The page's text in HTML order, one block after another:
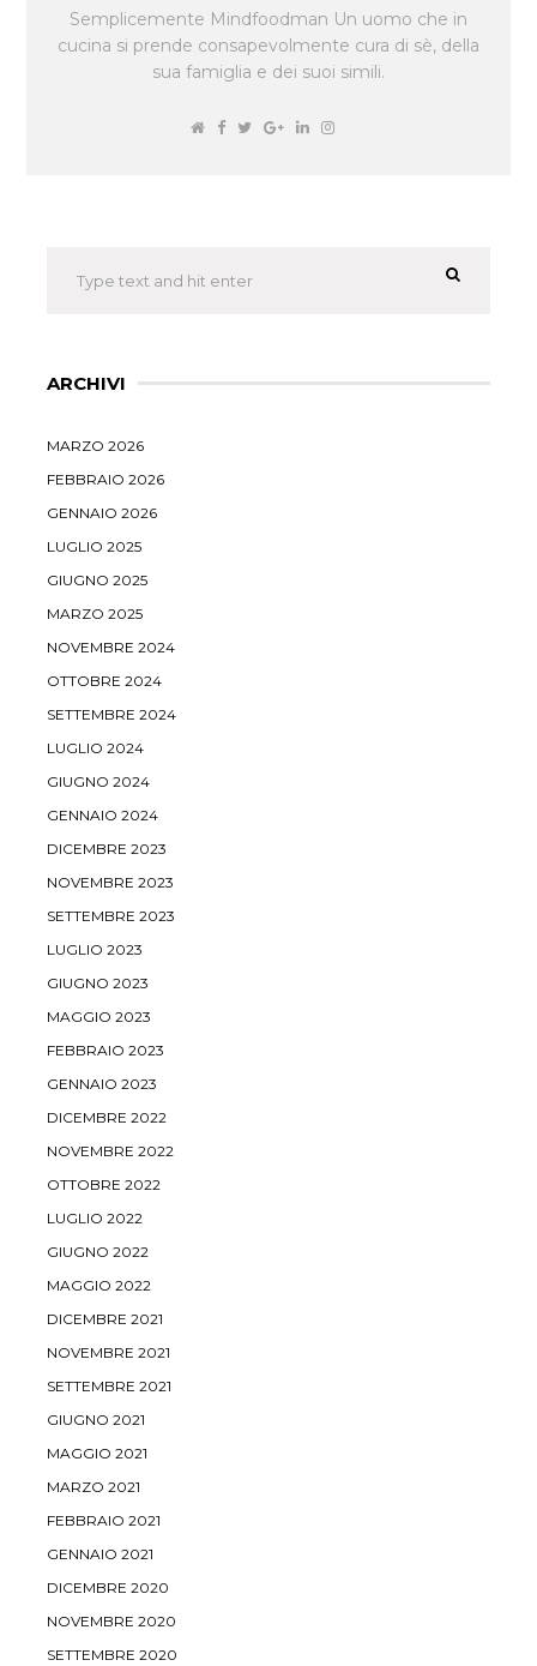
Semplicemente Mindfoodman Un uomo che in
cucina si prende consapevolmente cura di sè, della
sua famiglia e dei suoi simili.
ARCHIVI
MARZO 2026
FEBBRAIO 2026
GENNAIO 2026
LUGLIO 2025
GIUGNO 2025
MARZO 2025
NOVEMBRE 2024
OTTOBRE 2024
SETTEMBRE 2024
LUGLIO 2024
GIUGNO 2024
GENNAIO 2024
DICEMBRE 2023
NOVEMBRE 2023
SETTEMBRE 2023
LUGLIO 2023
GIUGNO 2023
MAGGIO 2023
FEBBRAIO 2023
GENNAIO 2023
DICEMBRE 2022
NOVEMBRE 2022
OTTOBRE 2022
LUGLIO 2022
GIUGNO 2022
MAGGIO 2022
DICEMBRE 2021
NOVEMBRE 2021
SETTEMBRE 2021
GIUGNO 2021
MAGGIO 2021
MARZO 2021
FEBBRAIO 2021
GENNAIO 2021
DICEMBRE 2020
NOVEMBRE 2020
SETTEMBRE 2020